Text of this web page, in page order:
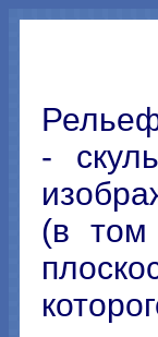
-
(в том